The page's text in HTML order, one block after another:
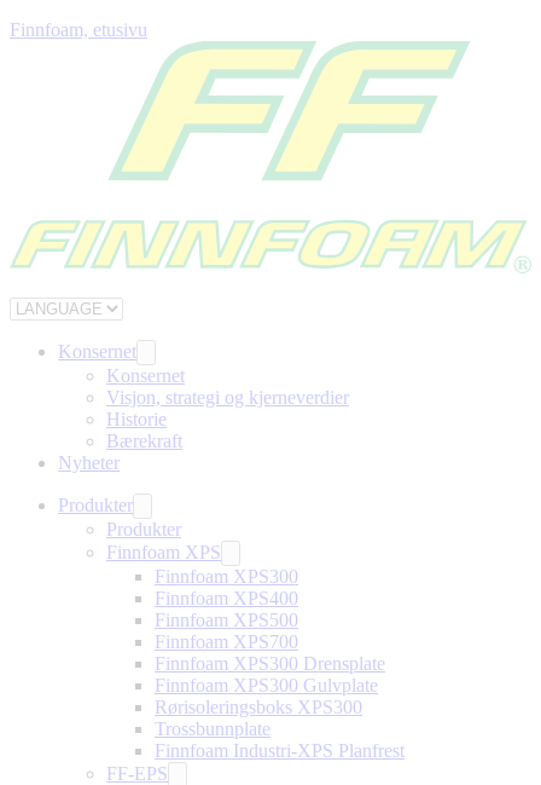
Finnfoam, etusivu
Konsernet
Konsernet
Visjon, strategi og kjerneverdier
Historie
Bærekraft
Nyheter
Produkter
Produkter
Finnfoam XPS
Finnfoam XPS300
Finnfoam XPS400
Finnfoam XPS500
Finnfoam XPS700
Finnfoam XPS300 Drensplate
Finnfoam XPS300 Gulvplate
Rørisoleringsboks XPS300
Trossbunnplate
Finnfoam Industri-XPS Planfrest
FF-EPS